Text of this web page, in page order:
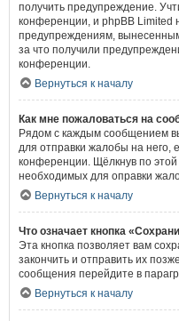
получить предупреждение.
конференции, и phpBB Limited
предупреждениям,
за что получили
конференции.
Вернуться к началу
Как мне пожаловаться на
Рядом с каждым сообщением
для отправки жалобы на него,
конференции. Щёлкнув по
необходимых для оправки
Вернуться к началу
Что означает кнопка
Эта кнопка позволяет вам
закончить и отправить их
сообщения перейдите в
Вернуться к началу